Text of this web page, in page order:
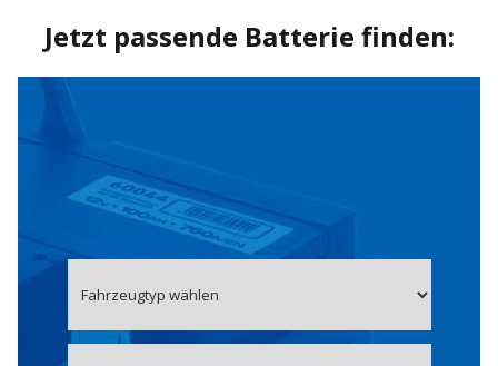
Jetzt passende Batterie finden: